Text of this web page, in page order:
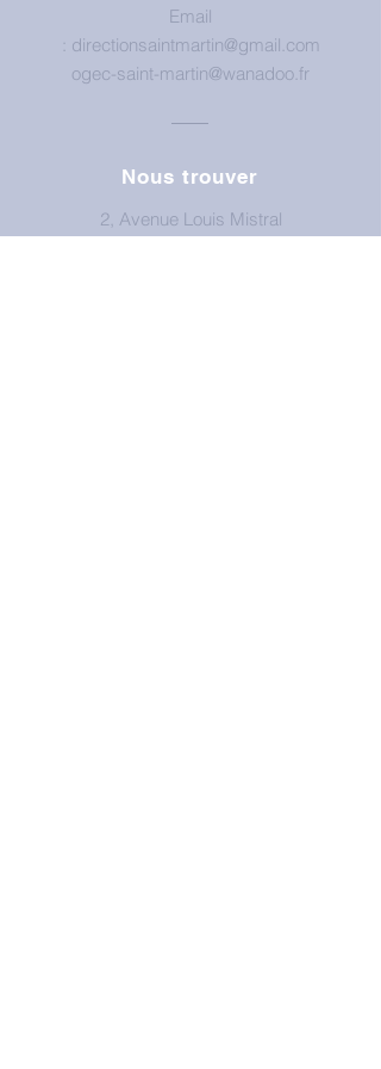
Email
: directionsaintmartin@gmail.com
ogec-saint-martin@wanadoo.fr
Nous trouver
2, Avenue Louis Mistral